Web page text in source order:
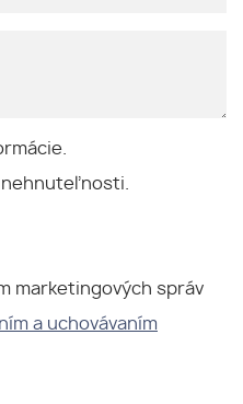
nehnuteľnosti.
marketingových správ
a uchovávaním